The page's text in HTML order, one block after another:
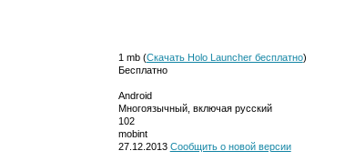
1 mb (Скачать Holo Launcher бесплатно)
Бесплатно
Android
Многоязычный, включая русский
102
mobint
27.12.2013 Сообщить о новой версии